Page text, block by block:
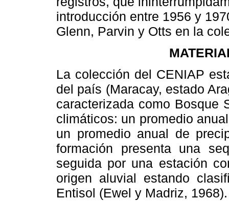
introducción entre 1956 y
Glenn, Parvin y Otts en la
La colección del CENIAP
del país (Maracay, estado
caracterizada como Bosque
climáticos: un promedio
un promedio anual de
formación presenta una
seguida por una estación
origen aluvial estando
Entisol (Ewel y Madriz, 1968).